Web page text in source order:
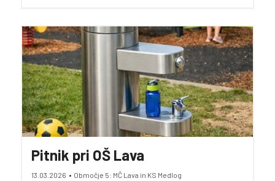
Pitnik pri OŠ Lava
13.03.2026 • Območje 5: MČ Lava in KS Medlog